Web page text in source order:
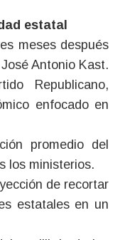
estatal
meses después
Antonio Kast.
Republicano,
enfocado en
promedio del
los ministerios.
de recortar
estatales en un